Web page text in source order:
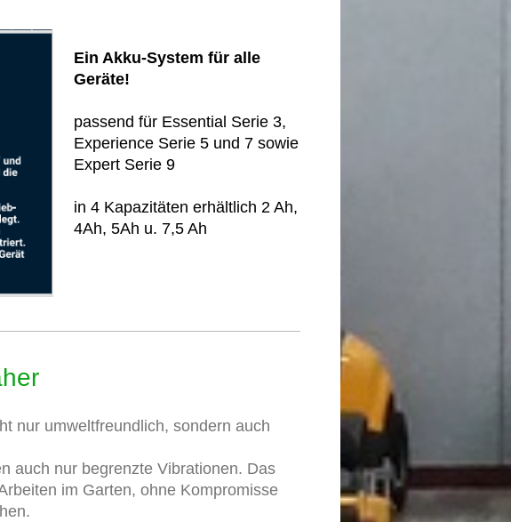
Ein Akku-System für alle
Geräte!
passend für Essential Serie 3,
Experience Serie 5 und 7 sowie
Expert Serie 9
in 4 Kapazitäten erhältlich 2 Ah,
4Ah, 5Ah u. 7,5 Ah
nur umweltfreundlich, sondern auch
auch nur begrenzte Vibrationen. Das
im Garten, ohne Kompromisse